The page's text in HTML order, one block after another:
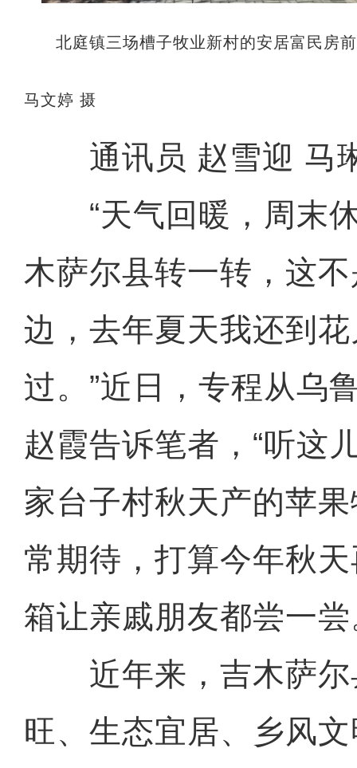
北庭镇三场槽子牧业新村的安居富民房
马文婷 摄
通讯员 赵雪迎 马
“天气回暖，周末休
木萨尔县转一转，这
边，去年夏天我还到
过。”近日，专程从乌
赵霞告诉笔者，“听这
家台子村秋天产的苹
常期待，打算今年秋
箱让亲戚朋友都尝一尝
近年来，吉木萨尔
旺、生态宜居、乡风